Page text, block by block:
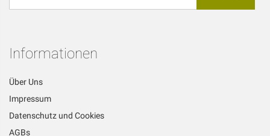
sich
an:
Informationen
Über Uns
Impressum
Datenschutz und Cookies
AGBs